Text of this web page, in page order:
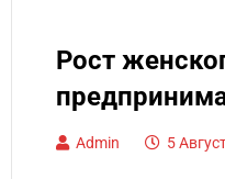
Рост
Admin 5